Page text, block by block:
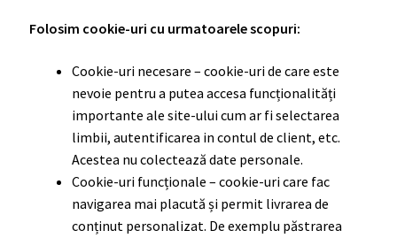
Folosim cookie-uri cu urmatoarele scopuri:
Cookie-uri necesare – cookie-uri de care este
nevoie pentru a putea accesa funcționalități
importante ale site-ului cum ar fi selectarea
limbii, autentificarea in contul de client, etc.
Acestea nu colectează date personale.
Cookie-uri funcționale – cookie-uri care fac
navigarea mai placută și permit livrarea de
conținut personalizat. De exemplu păstrarea